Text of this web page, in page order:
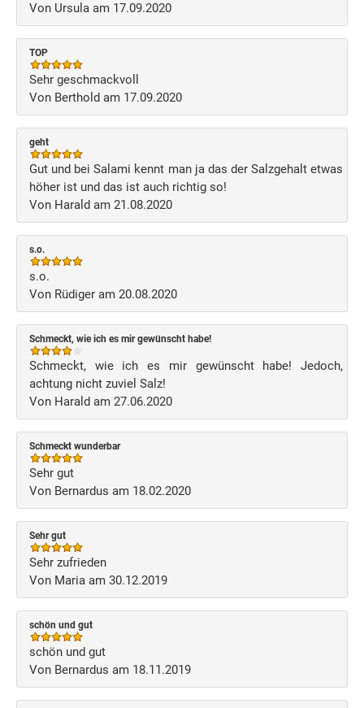
Von Ursula am 17.09.2020
TOP
Sehr geschmackvoll
Von Berthold am 17.09.2020
geht
Gut und bei Salami kennt man ja das der Salzgehalt etwas
höher ist und das ist auch richtig so!
Von Harald am 21.08.2020
s.o.
s.o.
Von Rüdiger am 20.08.2020
Schmeckt, wie ich es mir gewünscht habe!
Schmeckt, wie ich es mir gewünscht habe! Jedoch,
achtung nicht zuviel Salz!
Von Harald am 27.06.2020
Schmeckt wunderbar
Sehr gut
Von Bernardus am 18.02.2020
Sehr gut
Sehr zufrieden
Von Maria am 30.12.2019
schön und gut
schön und gut
Von Bernardus am 18.11.2019